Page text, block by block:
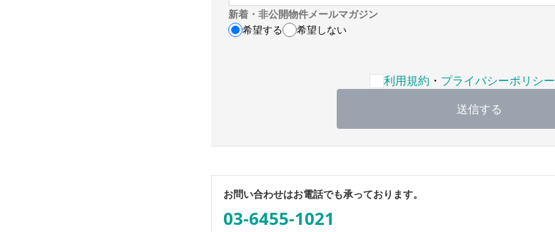
新着・非公開物件メールマガジン
希望する
希望しない
利用規約 ・ プライバシーポリシー
送信する
利用規約・プライバシーポリシーへの同意が必要です
お問い合わせはお電話でも承っております。
03-6455-1021